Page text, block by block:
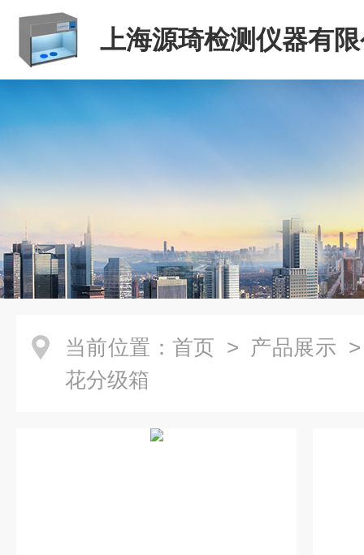
上海源琦检测仪器有
当前位置： 首页 > 产品展示
花分级箱